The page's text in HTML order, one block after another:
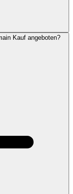
Kauf angeboten?